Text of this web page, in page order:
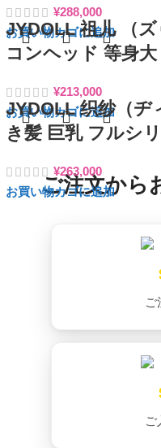
¥288,000
お買い物カゴに追加
JYDOLL 祖儿 （
コンヘッド 等身
¥213,000
お買い物カゴに追加
JYDOLL 织纱（ヂ
き髪 巨乳 フルシ
¥263,000
お買い物カゴに追加
ご注文から